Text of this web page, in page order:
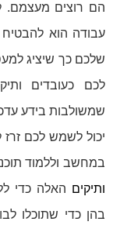
הם רוצים מעצמם.
עבודה הוא
שלכם כך שיציג
לכם כעובדים
שמשולבות בידע
יכול לשמש לכם
במחשב וללמוד
ותיקים האלה כדי
בהן כדי שתוכלו